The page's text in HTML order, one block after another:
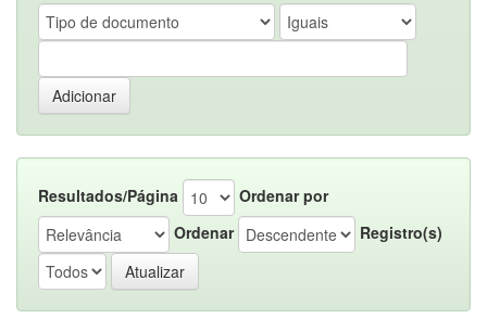
Resultados/Página
Ordenar por
Ordenar
Registro(s)